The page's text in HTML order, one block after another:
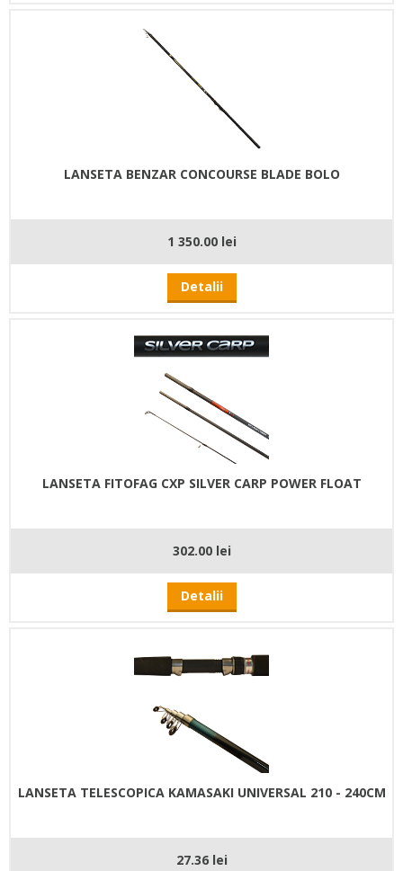
LANSETA BENZAR CONCOURSE BLADE BOLO
1 350.00 lei
Detalii
LANSETA FITOFAG CXP SILVER CARP POWER FLOAT
302.00 lei
Detalii
LANSETA TELESCOPICA KAMASAKI UNIVERSAL 210 - 240CM
27.36 lei